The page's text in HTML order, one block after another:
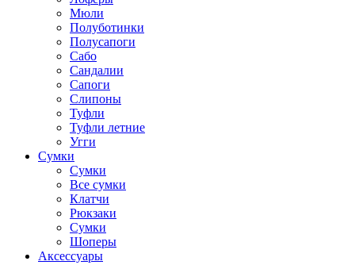
Мюли
Полуботинки
Полусапоги
Сабо
Сандалии
Сапоги
Слипоны
Туфли
Туфли летние
Угги
Сумки
Сумки
Все сумки
Клатчи
Рюкзаки
Сумки
Шоперы
Аксессуары